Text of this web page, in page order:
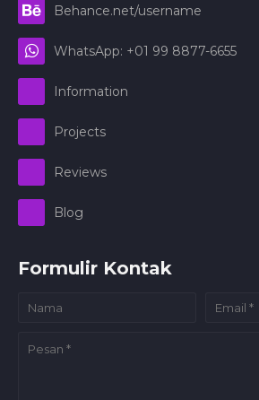
Behance.net/username
WhatsApp: +01 99 8877-6655
Information
Projects
Reviews
Blog
Formulir Kontak